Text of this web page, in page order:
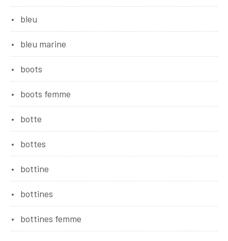
bleu
bleu marine
boots
boots femme
botte
bottes
bottine
bottines
bottines femme